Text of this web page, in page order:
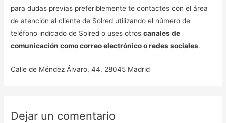
para dudas previas preferiblemente te contactes con el área
de atención al cliente de Solred utilizando el número de
teléfono indicado de Solred o uses otroscanales de
comunicación como correo electrónico o redes sociales.
Calle de Méndez Álvaro, 44, 28045 Madrid
Dejar un comentario